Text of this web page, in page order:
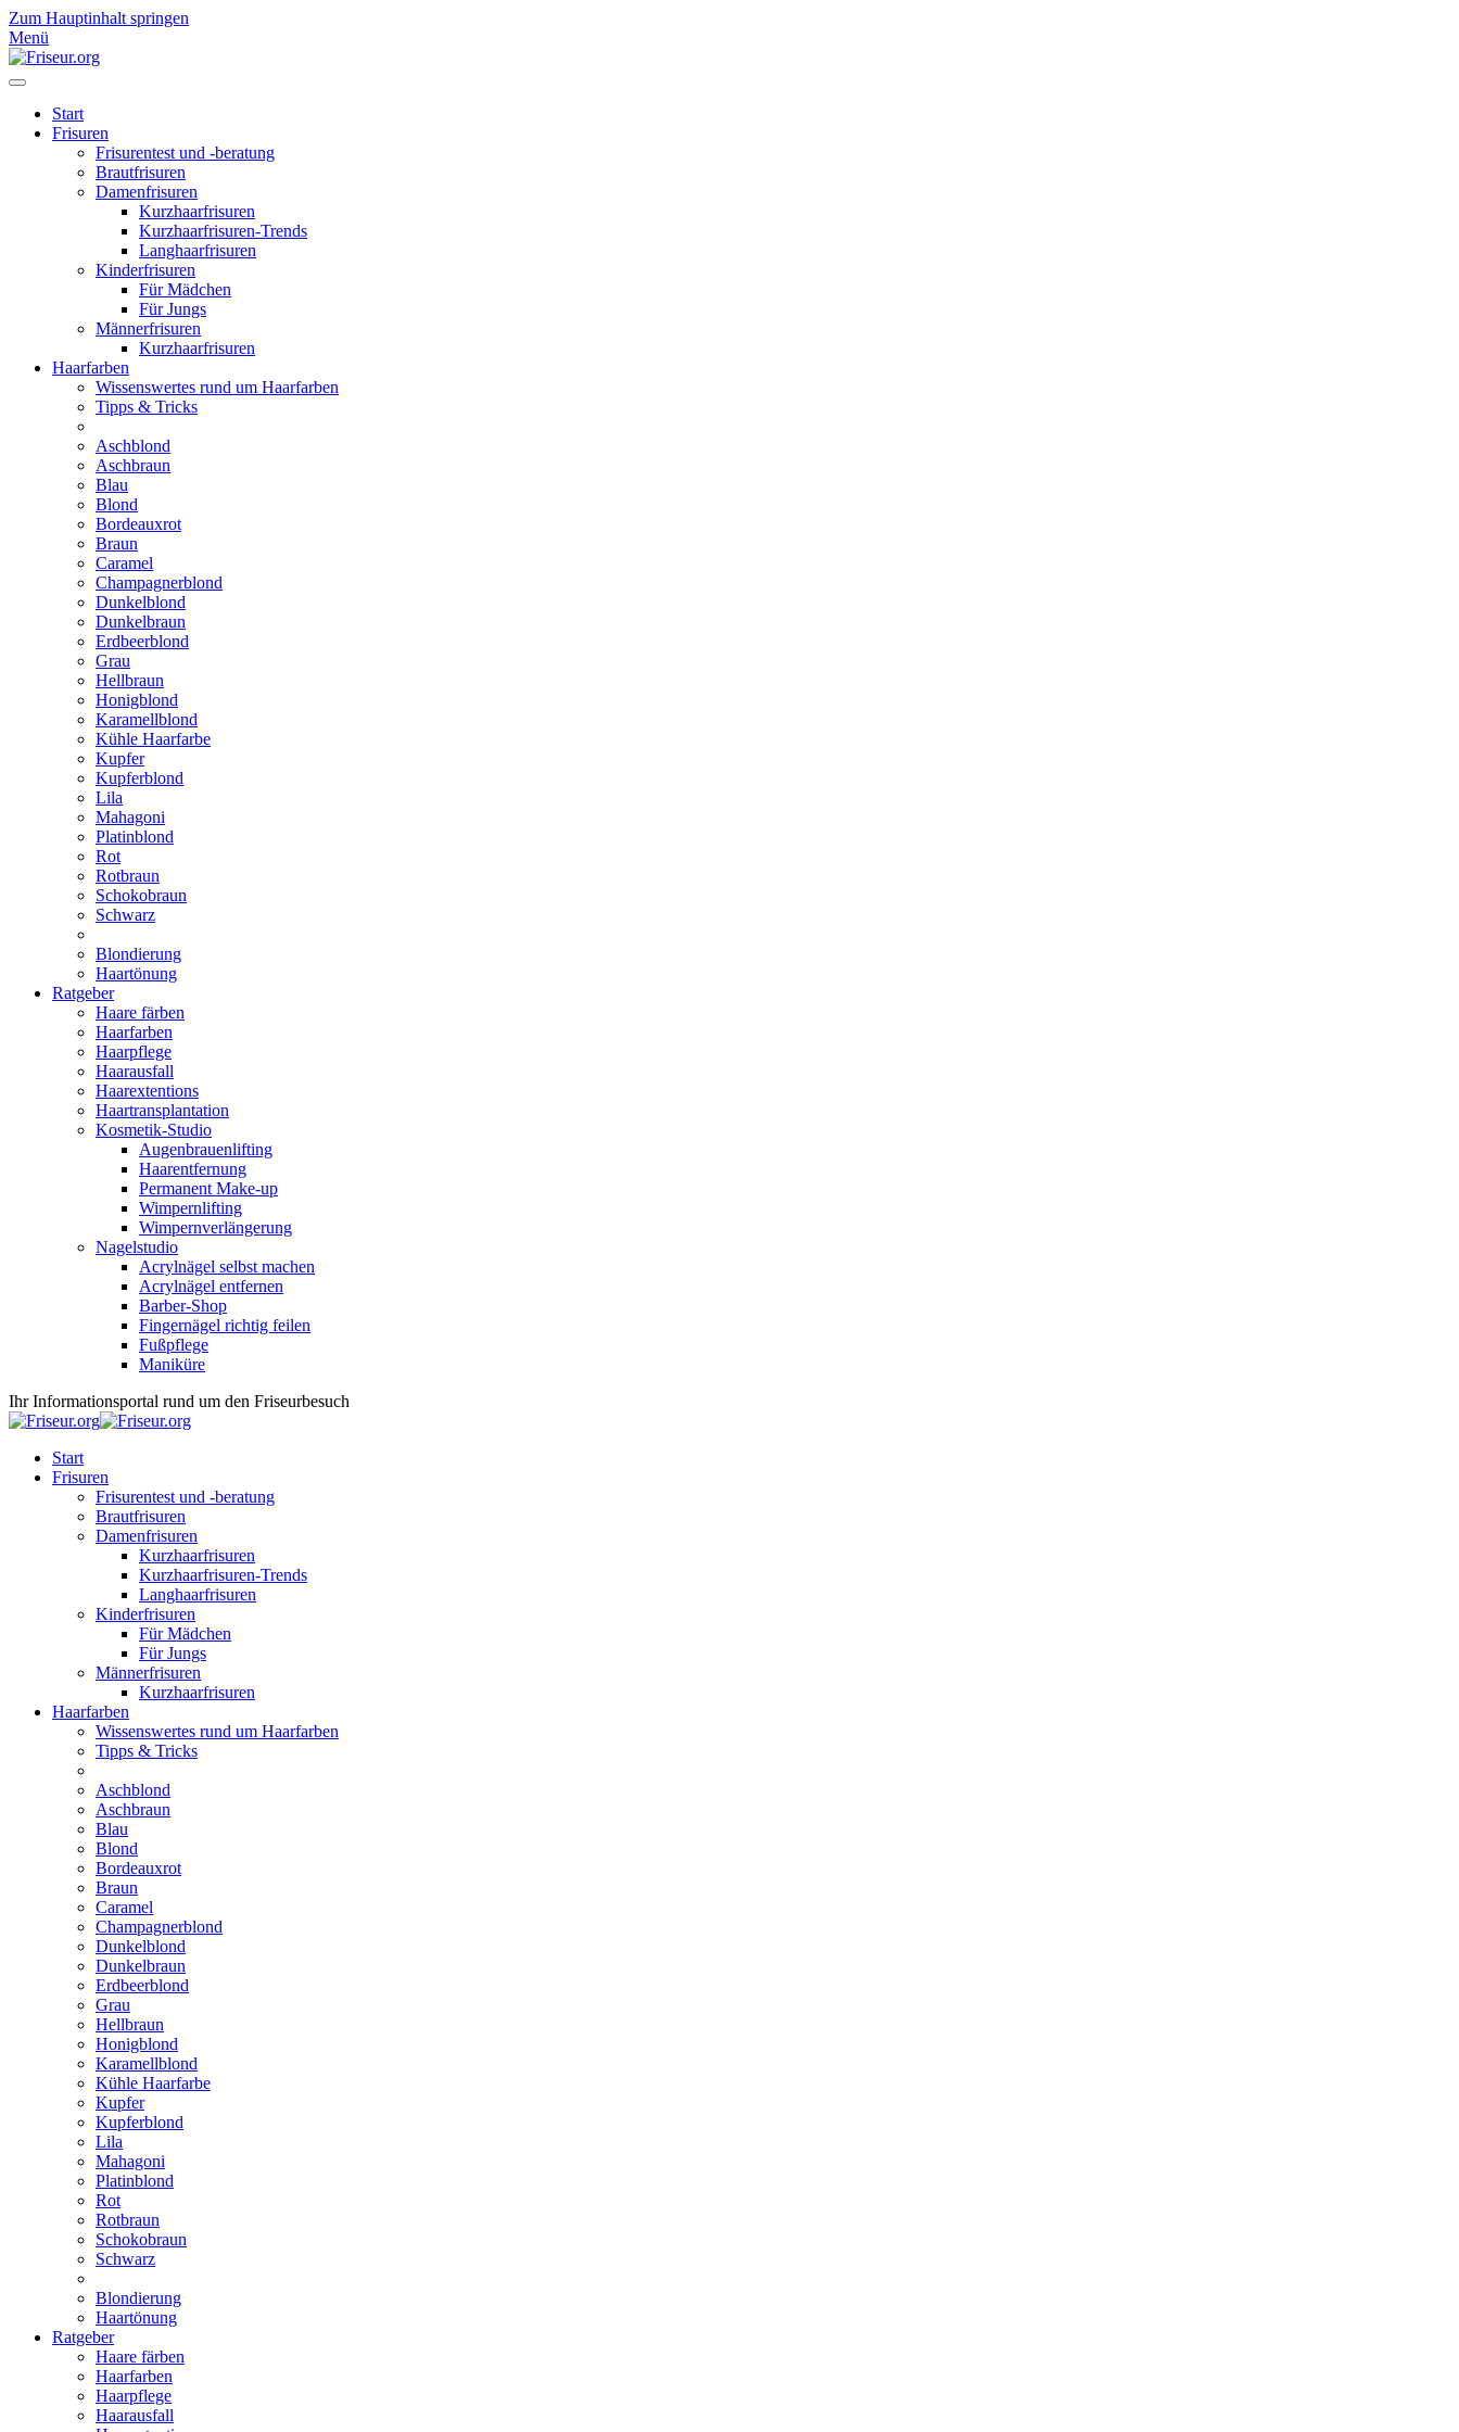
Zum Hauptinhalt springen
Menü
Start
Frisuren
Frisurentest und -beratung
Brautfrisuren
Damenfrisuren
Kurzhaarfrisuren
Kurzhaarfrisuren-Trends
Langhaarfrisuren
Kinderfrisuren
Für Mädchen
Für Jungs
Männerfrisuren
Kurzhaarfrisuren
Haarfarben
Wissenswertes rund um Haarfarben
Tipps & Tricks
Aschblond
Aschbraun
Blau
Blond
Bordeauxrot
Braun
Caramel
Champagnerblond
Dunkelblond
Dunkelbraun
Erdbeerblond
Grau
Hellbraun
Honigblond
Karamellblond
Kühle Haarfarbe
Kupfer
Kupferblond
Lila
Mahagoni
Platinblond
Rot
Rotbraun
Schokobraun
Schwarz
Blondierung
Haartönung
Ratgeber
Haare färben
Haarfarben
Haarpflege
Haarausfall
Haarextentions
Haartransplantation
Kosmetik-Studio
Augenbrauenlifting
Haarentfernung
Permanent Make-up
Wimpernlifting
Wimpernverlängerung
Nagelstudio
Acrylnägel selbst machen
Acrylnägel entfernen
Barber-Shop
Fingernägel richtig feilen
Fußpflege
Maniküre
Ihr Informationsportal rund um den Friseurbesuch
Start
Frisuren
Frisurentest und -beratung
Brautfrisuren
Damenfrisuren
Kurzhaarfrisuren
Kurzhaarfrisuren-Trends
Langhaarfrisuren
Kinderfrisuren
Für Mädchen
Für Jungs
Männerfrisuren
Kurzhaarfrisuren
Haarfarben
Wissenswertes rund um Haarfarben
Tipps & Tricks
Aschblond
Aschbraun
Blau
Blond
Bordeauxrot
Braun
Caramel
Champagnerblond
Dunkelblond
Dunkelbraun
Erdbeerblond
Grau
Hellbraun
Honigblond
Karamellblond
Kühle Haarfarbe
Kupfer
Kupferblond
Lila
Mahagoni
Platinblond
Rot
Rotbraun
Schokobraun
Schwarz
Blondierung
Haartönung
Ratgeber
Haare färben
Haarfarben
Haarpflege
Haarausfall